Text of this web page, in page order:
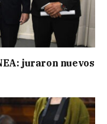
juraron nuevos